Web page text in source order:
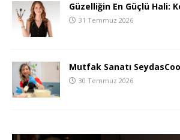
Güzelliğin En Güçlü Hali:
31 Temmuz 2026
Mutfak Sanatı
30 Temmuz 2026